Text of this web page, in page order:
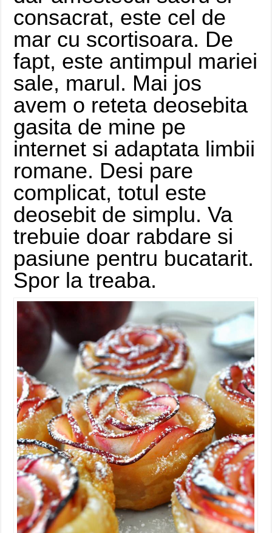
consacrat, este cel de
mar cu scortisoara. De
fapt, este antimpul mariei
sale, marul. Mai jos
avem o reteta deosebita
gasita de mine pe
internet si adaptata limbii
romane. Desi pare
complicat, totul este
deosebit de simplu. Va
trebuie doar rabdare si
pasiune pentru bucatarit.
Spor la treaba.